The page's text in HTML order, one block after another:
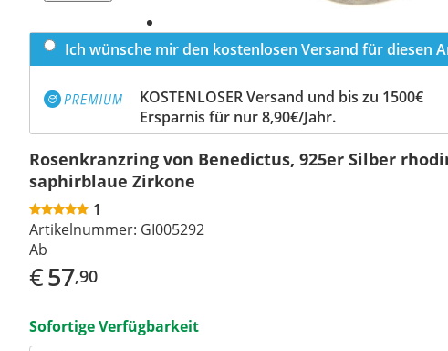
Ich wünsche mir den kostenlosen Versand für diesen
KOSTENLOSER Versand und bis zu 1500€
Ersparnis für nur 8,90€/Jahr.
Rosenkranzring von Benedictus, 925er Silber
saphirblaue Zirkone
1
Artikelnummer: GI005292
Ab
€57,90
Sofortige Verfügbarkeit